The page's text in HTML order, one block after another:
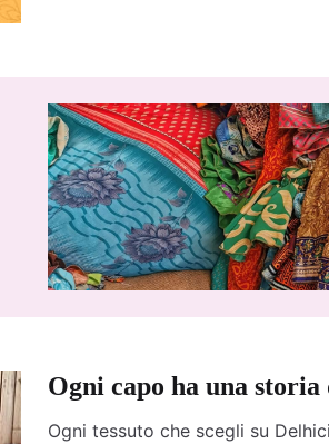
Ogni capo ha una
Ogni tessuto che scegli su